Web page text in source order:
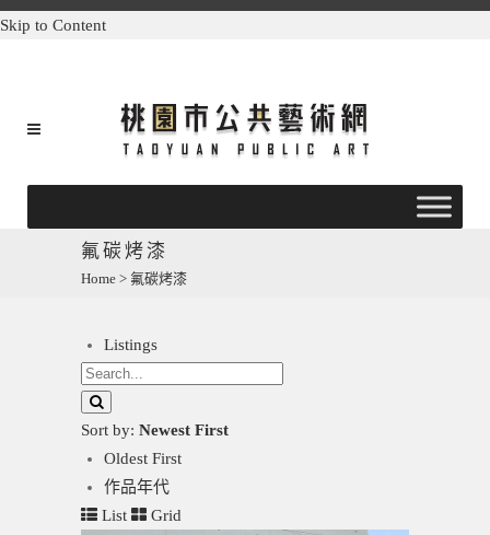
Skip to Content
氟碳烤漆
Home > 氟碳烤漆
Listings
Sort by: Newest First
Oldest First
作品年代
List
Grid